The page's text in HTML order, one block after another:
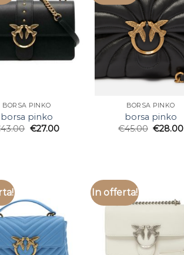
BORSA PINKO
borsa pinko
43.00 €27.00
BORSA PINKO
borsa pinko
€45.00 €28.00
In offerta!